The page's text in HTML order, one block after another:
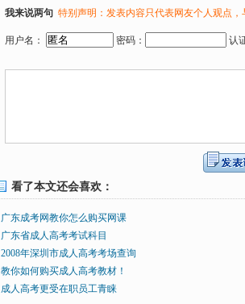
我来说两句 特别声明：发表内容只代表网友个人观点，
用户名： 密码： 认
看了本文还会喜欢：
广东成考网教你怎么购买网课
广东省成人高考考试科目
2008年深圳市成人高考考场查询
教你如何购买成人高考教材！
成人高考更受在职员工青睐